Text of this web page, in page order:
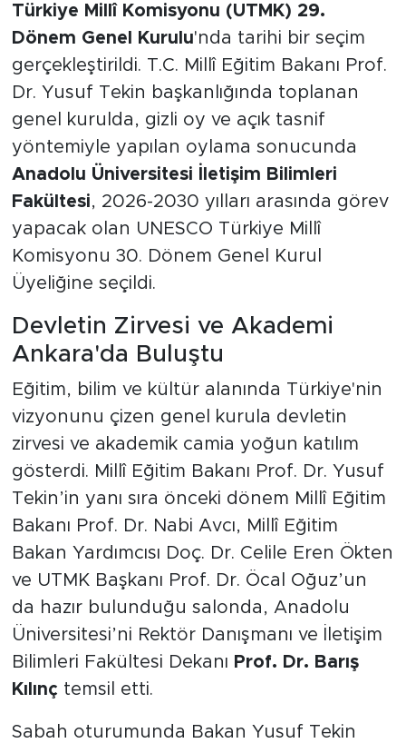
Türkiye Millî Komisyonu (UTMK) 29.
Dönem Genel Kurulu'nda tarihi bir seçim
gerçekleştirildi. T.C. Millî Eğitim Bakanı Prof.
Dr. Yusuf Tekin başkanlığında toplanan
genel kurulda, gizli oy ve açık tasnif
yöntemiyle yapılan oylama sonucunda
Anadolu Üniversitesi İletişim Bilimleri
Fakültesi, 2026-2030 yılları arasında görev
yapacak olan UNESCO Türkiye Millî
Komisyonu 30. Dönem Genel Kurul
Üyeliğine seçildi.
Devletin Zirvesi ve Akademi
Ankara'da Buluştu
Eğitim, bilim ve kültür alanında Türkiye'nin
vizyonunu çizen genel kurula devletin
zirvesi ve akademik camia yoğun katılım
gösterdi. Millî Eğitim Bakanı Prof. Dr. Yusuf
Tekin’in yanı sıra önceki dönem Millî Eğitim
Bakanı Prof. Dr. Nabi Avcı, Millî Eğitim
Bakan Yardımcısı Doç. Dr. Celile Eren Ökten
ve UTMK Başkanı Prof. Dr. Öcal Oğuz’un
da hazır bulunduğu salonda, Anadolu
Üniversitesi’ni Rektör Danışmanı ve İletişim
Bilimleri Fakültesi Dekanı Prof. Dr. Barış
Kılınç temsil etti.
Sabah oturumunda Bakan Yusuf Tekin